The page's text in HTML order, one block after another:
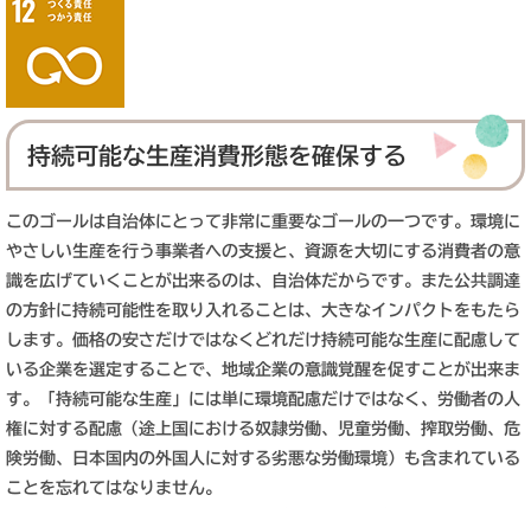
持続可能な生産消費形態を確保する
このゴールは自治体にとって非常に重要なゴールの一つです。環境に
やさしい生産を行う事業者への支援と、資源を大切にする消費者の意
識を広げていくことが出来るのは、自治体だからです。また公共調達
の方針に持続可能性を取り入れることは、大きなインパクトをもたら
します。価格の安さだけではなくどれだけ持続可能な生産に配慮して
いる企業を選定することで、地域企業の意識覚醒を促すことが出来ま
す。「持続可能な生産」には単に環境配慮だけではなく、労働者の人
権に対する配慮（途上国における奴隷労働、児童労働、搾取労働、危
険労働、日本国内の外国人に対する劣悪な労働環境）も含まれている
ことを忘れてはなりません。